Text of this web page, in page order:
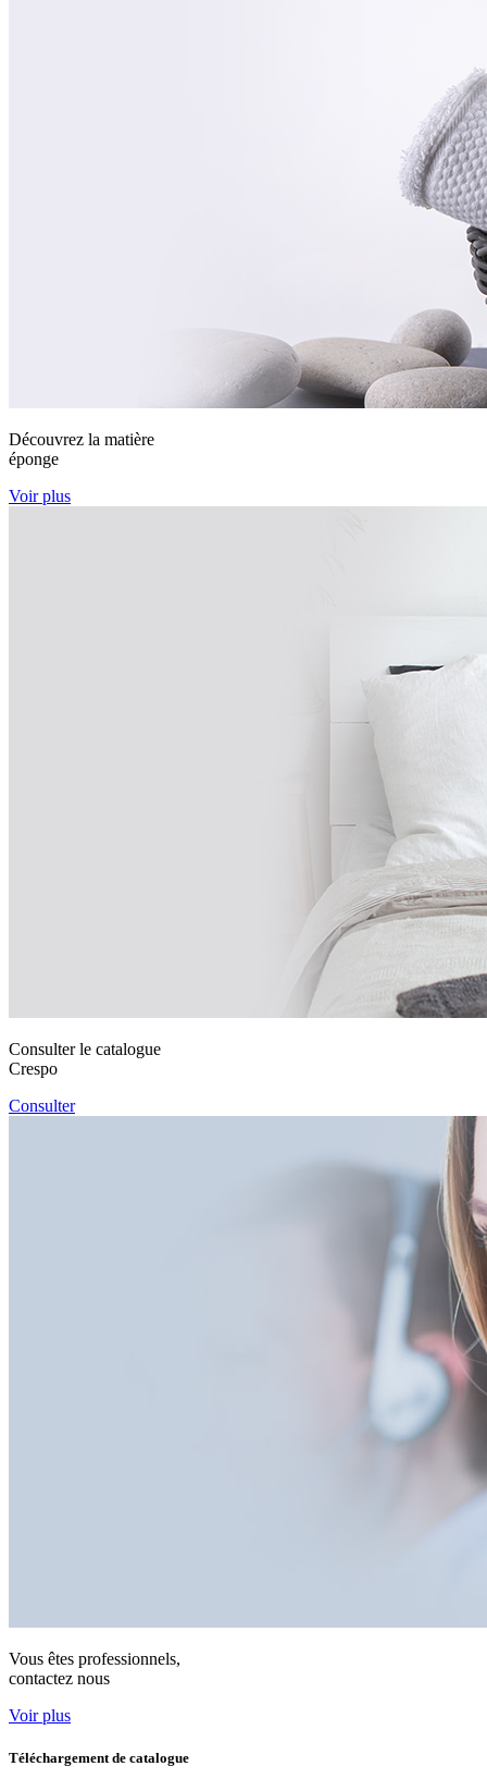
Découvrez la matière
éponge
Voir plus
Consulter le catalogue
Crespo
Consulter
Vous êtes professionnels,
contactez nous
Voir plus
Téléchargement de catalogue